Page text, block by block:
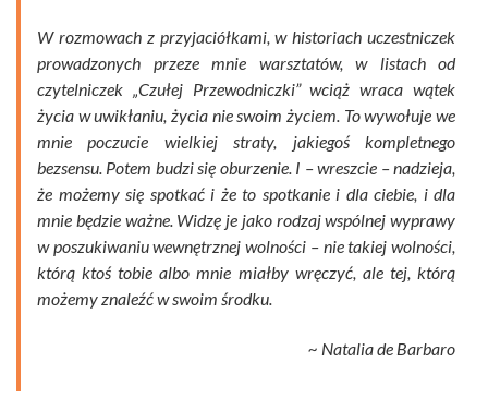
W rozmowach z przyjaciółkami, w historiach uczestniczek
prowadzonych przeze mnie warsztatów, w listach od
czytelniczek „Czułej Przewodniczki” wciąż wraca wątek
życia w uwikłaniu, życia nie swoim życiem. To wywołuje we
mnie poczucie wielkiej straty, jakiegoś kompletnego
bezsensu. Potem budzi się oburzenie. I – wreszcie – nadzieja,
że możemy się spotkać i że to spotkanie i dla ciebie, i dla
mnie będzie ważne. Widzę je jako rodzaj wspólnej wyprawy
w poszukiwaniu wewnętrznej wolności – nie takiej wolności,
którą ktoś tobie albo mnie miałby wręczyć, ale tej, którą
możemy znaleźć w swoim środku.
~ Natalia de Barbaro